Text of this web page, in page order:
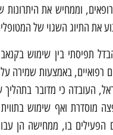
וממחיש את היתרונות
את התיוג השגוי של
תפיסתי בין שימוש
רפואיים, באמצעות שמירה
העובדה כי מדובר בתהליך
מוסדרת ואף שימוש
הפעילים בו, ממחישה הן